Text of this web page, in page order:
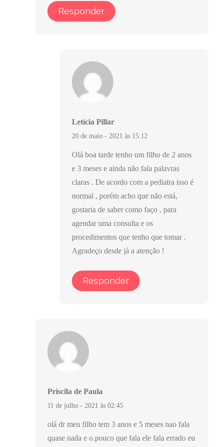
Responder
Letícia Pillar
20 de maio - 2021 às 15:12
Olá boa tarde tenho um filho de 2 anos
e 3 meses e ainda não fala palavras
claras . De acordo com a pediatra isso é
normal , porém acho que não está,
gostaria de saber como faço , para
agendar uma consulta e os
procedimentos que tenho que tomar .
Agradeço desde já a atenção !
Responder
Priscila de Paula
11 de julho - 2021 às 02:45
olá dr meu filho tem 3 anos e 5 meses nao fala
quase nada e o.pouco que fala ele fala errado eu